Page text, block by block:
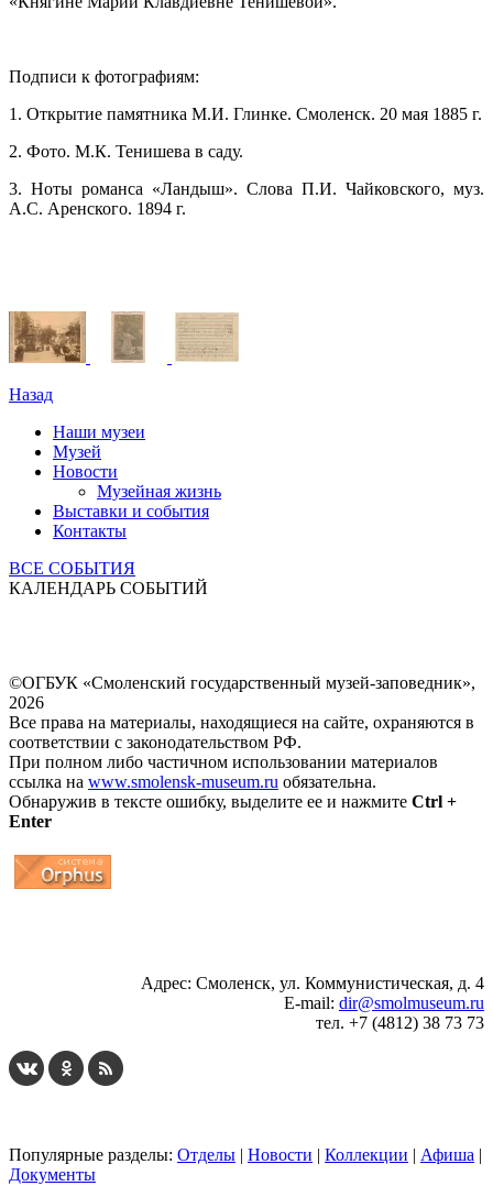
Подписи к фотографиям:
1. Открытие памятника М.И. Глинке. Смоленск. 20 мая 1885 г.
2. Фото. М.К. Тенишева в саду.
3. Ноты романса «Ландыш». Слова П.И. Чайковского, муз.
А.С. Аренского. 1894 г.
Назад
Наши музеи
Музей
Новости
Музейная жизнь
Выставки и события
Контакты
ВСЕ СОБЫТИЯ
КАЛЕНДАРЬ СОБЫТИЙ
©ОГБУК «Смоленский государственный музей-заповедник»,
2026
Все права на материалы, находящиеся на сайте, охраняются в
соответствии с законодательством РФ.
При полном либо частичном использовании материалов
ссылка на www.smolensk-museum.ru обязательна.
Обнаружив в тексте ошибку, выделите ее и нажмите Ctrl +
Enter
Адрес: Смоленск, ул. Коммунистическая, д. 4
E-mail: dir@smolmuseum.ru
тел. +7 (4812) 38 73 73
Популярные разделы: Отделы | Новости | Коллекции | Афиша |
Документы